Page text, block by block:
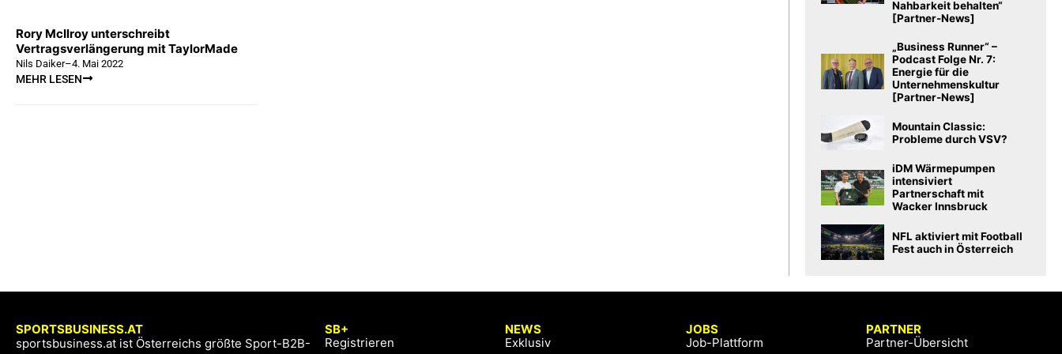
Rory McIlroy unterschreibt
Vertragsverlängerung mit TaylorMade
Nils Daiker–4. Mai 2022
MEHR LESEN
Nahbarkeit behalten“
[Partner-News]
„Business Runner“ –
Podcast Folge Nr. 7:
Energie für die
Unternehmenskultur
[Partner-News]
Mountain Classic:
Probleme durch VSV?
iDM Wärmepumpen
intensiviert
Partnerschaft mit
Wacker Innsbruck
NFL aktiviert mit Football
Fest auch in Österreich
SPORTSBUSINESS.AT
sportsbusiness.at ist Österreichs größte Sport-B2B-
SB+
Registrieren
NEWS
Exklusiv
JOBS
Job-Plattform
PARTNER
Partner-Übersicht